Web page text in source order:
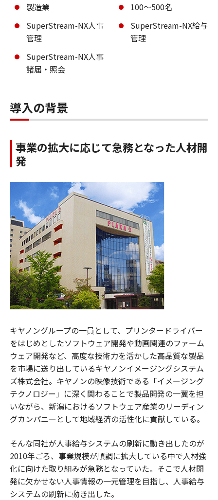
製造業
100～500名
SuperStream-NX人事
管理
SuperStream-NX給与
管理
SuperStream-NX人事
諸届・照会
導入の背景
事業の拡大に応じて急務となった人材開
発
キヤノングループの一員として、プリンタードライバー
をはじめとしたソフトウェア開発や動画関連のファーム
ウェア開発など、高度な技術力を活かした高品質な製品
を市場に送り出しているキヤノンイメージングシステム
ズ株式会社。キヤノンの映像技術である「イメージング
テクノロジー」に深く関わることで製品開発の一翼を担
いながら、新潟におけるソフトウェア産業のリーディン
グカンパニーとして地域経済の活性化に貢献している。
そんな同社が人事給与システムの刷新に動き出したのが
2010年ごろ、事業規模が順調に拡大している中で人材強
化に向けた取り組みが急務となっていた。そこで人材開
発に欠かせない人事情報の一元管理を目指し、人事給与
システムの刷新に動き出した。